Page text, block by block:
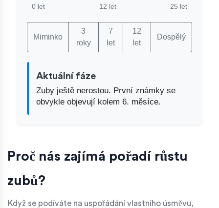
0 let 12 let 25 let
Miminko
3
roky
7
let
12
let
Dospělý
Aktuální fáze
Zuby ještě nerostou. První známky se
obvykle objevují kolem 6. měsíce.
Proč nás zajímá pořadí růstu
zubů?
Když se podíváte na uspořádání vlastního úsměvu,